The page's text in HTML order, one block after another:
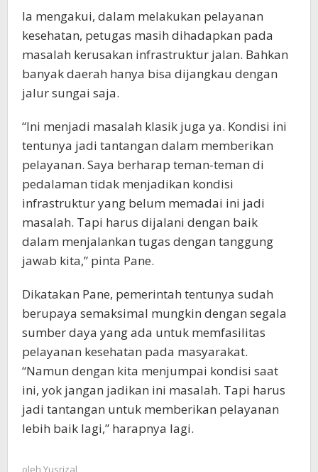
Ia mengakui, dalam melakukan pelayanan
kesehatan, petugas masih dihadapkan pada
masalah kerusakan infrastruktur jalan. Bahkan
banyak daerah hanya bisa dijangkau dengan
jalur sungai saja.
“Ini menjadi masalah klasik juga ya. Kondisi ini
tentunya jadi tantangan dalam memberikan
pelayanan. Saya berharap teman-teman di
pedalaman tidak menjadikan kondisi
infrastruktur yang belum memadai ini jadi
masalah. Tapi harus dijalani dengan baik
dalam menjalankan tugas dengan tanggung
jawab kita,” pinta Pane.
Dikatakan Pane, pemerintah tentunya sudah
berupaya semaksimal mungkin dengan segala
sumber daya yang ada untuk memfasilitas
pelayanan kesehatan pada masyarakat.
“Namun dengan kita menjumpai kondisi saat
ini, yok jangan jadikan ini masalah. Tapi harus
jadi tantangan untuk memberikan pelayanan
lebih baik lagi,” harapnya lagi.
oleh Yusrizal